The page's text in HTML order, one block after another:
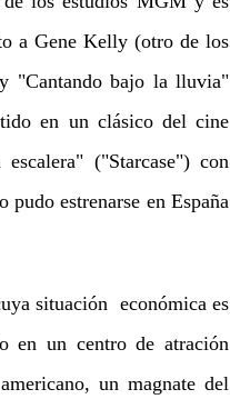
a Gene Kelly (otro de los
"Cantando bajo la lluvia"
en un clásico del cine
("Starcase") con
estrenarse en España
situación económica es
en un centro de atración
un magnate del